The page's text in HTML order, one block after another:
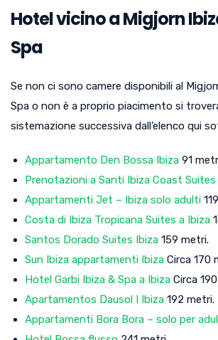
Hotel vicino a Migjorn
Spa
Se non ci sono camere disponibili al
Spa o non è a proprio piacimento si
sistemazione successiva dall’elenco qui
Appartamento Den Bossa Ibiza 91
Prenotazioni a Santi Ibiza Coast Suites
Appartamenti Jet – Ibiza solo adulti
Costa di Ibiza Tropicana Suites a Ibiza
Santos Dorado Suites Ibiza 159 metri.
Sun Ibiza appartamenti Ibiza Circa 170
Hotel Garbi Ibiza & Spa a Ibiza Circa
Apartamentos Dausol I Ibiza 192 metri.
Appartamenti Bora Bora – solo per